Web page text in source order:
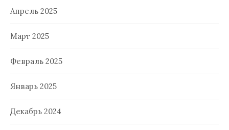
Апрель 2025
Март 2025
Февраль 2025
Январь 2025
Декабрь 2024